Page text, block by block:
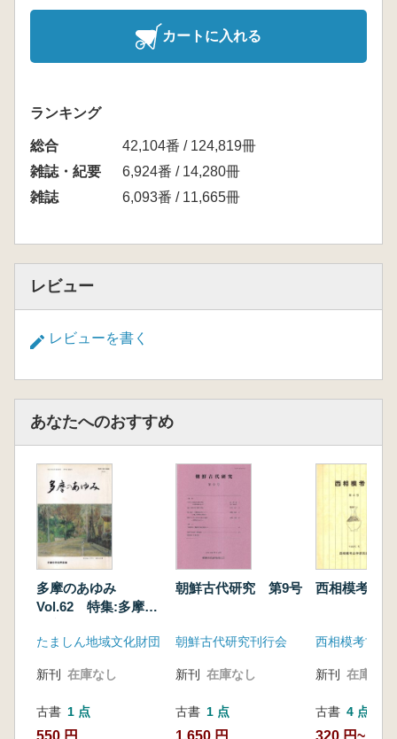
カートに入れる
ランキング
総合
42,104番 / 124,819冊
雑誌・紀要
6,924番 / 14,280冊
雑誌
6,093番 / 11,665冊
レビュー
レビューを書く
あなたへのおすすめ
多摩のあゆみ
Vol.62 特集:多摩の
たましん地域文化財団
新刊 在庫なし
古書 1 点
朝鮮古代研究 第9号
朝鮮古代研究刊行会
新刊 在庫なし
古書 1 点
西相模考古
西相模考古研
新刊 在庫なし
古書 4 点